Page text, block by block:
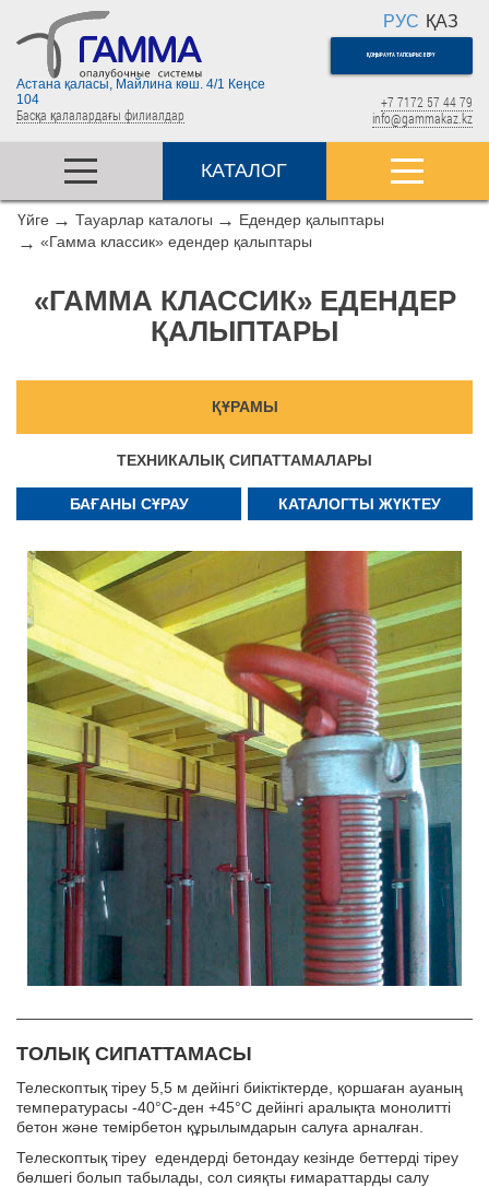
Астана қаласы, Майлина көш. 4/1 Кеңсе
104
Басқа қалалардағы филиалдар
РУС ҚАЗ
ҚОҢЫРАУҒА ТАПСЫРЫС БЕРУ
+7 7172 57 44 79
info@gammakaz.kz
КАТАЛОГ
Үйге Тауарлар каталогы
Едендер қалыптары
«Гамма классик» едендер қалыптары
«ГАММА КЛАССИК» ЕДЕНДЕР
ҚАЛЫПТАРЫ
ҚҰРАМЫ
ТЕХНИКАЛЫҚ СИПАТТАМАЛАРЫ
БАҒАНЫ СҰРАУ КАТАЛОГТЫ ЖҮКТЕУ
ТОЛЫҚ СИПАТТАМАСЫ
Телескоптық тіреу 5,5 м дейінгі биіктіктерде, қоршаған ауаның
температурасы -40°С-ден +45°С дейінгі аралықта монолитті
бетон және темірбетон құрылымдарын салуға арналған.
Телескоптық тіреу едендерді бетондау кезінде беттерді тіреу
бөлшегі болып табылады, сол сияқты ғимараттарды салу